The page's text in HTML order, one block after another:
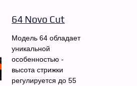
64 Novo Cut
Модель 64 обладает
уникальной
особенностью -
высота стрижки
регулируется до 55